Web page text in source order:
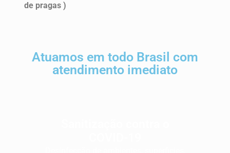
de pragas )
Atuamos em todo Brasil com
atendimento imediato